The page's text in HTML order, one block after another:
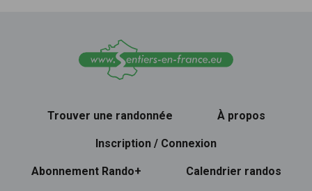
Trouver une randonnée À propos
Inscription / Connexion
Abonnement Rando+ Calendrier randos